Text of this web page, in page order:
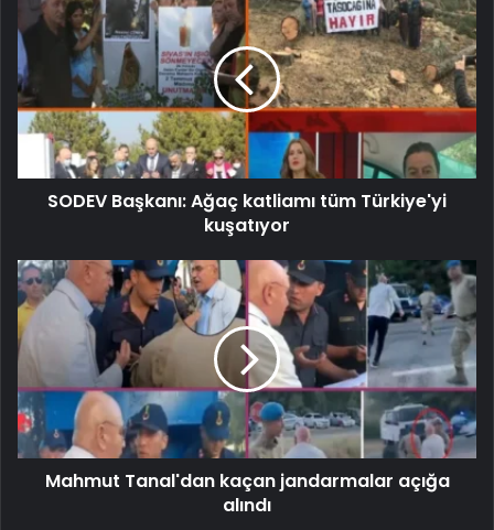
SODEV Başkanı: Ağaç katliamı tüm Türkiye'yi
kuşatıyor
Mahmut Tanal'dan kaçan jandarmalar açığa
alındı